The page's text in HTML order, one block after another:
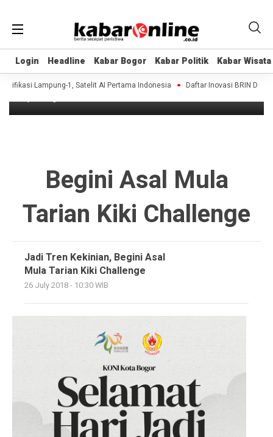
Login Headline Kabar Bogor Kabar Politik Kabar Wisata
Login Headline Kabar Bogor Kabar Politik Kabar Wisata
Lampung-1, Satelit AI Pertama Indonesia Daftar Inovasi BRIN
Headline
Jadi Tren Kekinian, Begini Asal Mula
Tarian Kiki Challenge
Begini Asal Mula
Tarian Kiki Challenge
Jadi Tren Kekinian, Begini Asal
Mula Tarian Kiki Challenge
26 July 2018 - 10:30 WIB